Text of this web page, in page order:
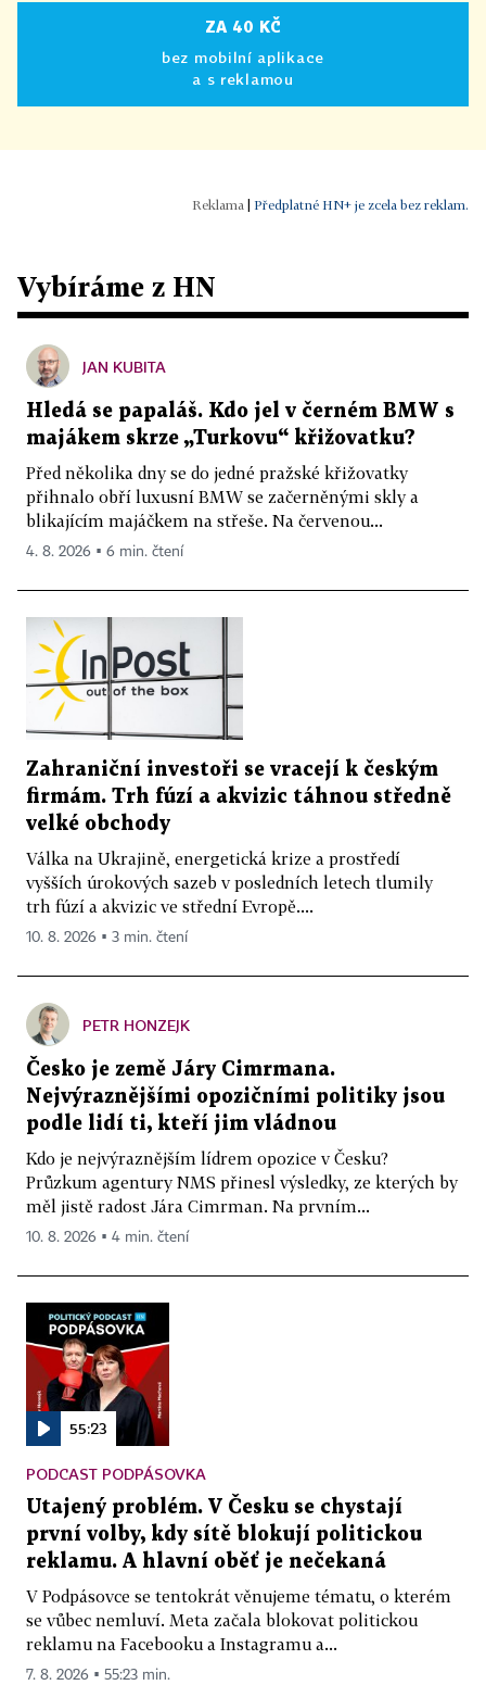
ZA 40 KČ
bez mobilní aplikace
a s reklamou
Předplatné HN+ je zcela bez reklam.
Vybíráme z HN
JAN KUBITA
Hledá se papaláš. Kdo jel v černém BMW s
majákem skrze „Turkovu“ křižovatku?
Před několika dny se do jedné pražské křižovatky
přihnalo obří luxusní BMW se začerněnými skly a
blikajícím majáčkem na střeše. Na červenou...
4. 8. 2026 ▪ 6 min. čtení
Zahraniční investoři se vracejí k českým
firmám. Trh fúzí a akvizic táhnou středně
velké obchody
Válka na Ukrajině, energetická krize a prostředí
vyšších úrokových sazeb v posledních letech tlumily
trh fúzí a akvizic ve střední Evropě....
10. 8. 2026 ▪ 3 min. čtení
PETR HONZEJK
Česko je země Járy Cimrmana.
Nejvýraznějšími opozičními politiky jsou
podle lidí ti, kteří jim vládnou
Kdo je nejvýraznějším lídrem opozice v Česku?
Průzkum agentury NMS přinesl výsledky, ze kterých by
měl jistě radost Jára Cimrman. Na prvním...
10. 8. 2026 ▪ 4 min. čtení
55:23
PODCAST PODPÁSOVKA
Utajený problém. V Česku se chystají
první volby, kdy sítě blokují politickou
reklamu. A hlavní oběť je nečekaná
V Podpásovce se tentokrát věnujeme tématu, o kterém
se vůbec nemluví. Meta začala blokovat politickou
reklamu na Facebooku a Instagramu a...
7. 8. 2026 ▪ 55:23 min.